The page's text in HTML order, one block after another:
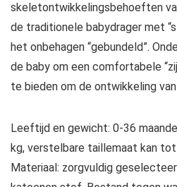
skeletontwikkelingsbehoeften
de traditionele babydrager met
het onbehagen “gebundeld”.
de baby om een comfortabele
te bieden om de ontwikkeling
Leeftijd en gewicht: 0-36
kg, verstelbare taillemaat kan
Materiaal: zorgvuldig